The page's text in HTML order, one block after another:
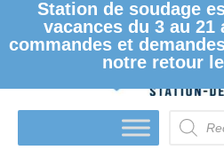
Station de soudage
vacances du 3 au
commandes et
notre retour
PANNES À SOUDER
SÉRIE 202 – COUDÉE – 18MM/